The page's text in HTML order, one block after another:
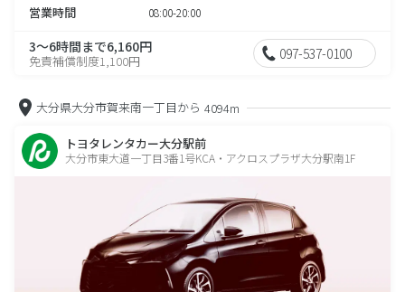
営業時間 08:00-20:00
3～6時間まで6,160円
免責補償制度1,100円 097-537-0100
大分県大分市賀来南一丁目から 4094m
トヨタレンタカー大分駅前
大分市東大道一丁目3番1号KCA・アクロスプラザ大分駅南1F